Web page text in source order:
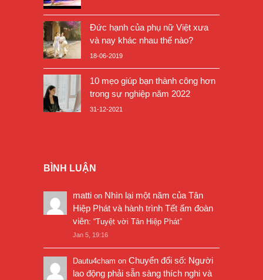
Đức hạnh của phụ nữ Việt xưa
và nay khác nhau thế nào?
18-06-2019
10 mẹo giúp bạn thành công hơn
trong sự nghiệp năm 2022
31-12-2021
BÌNH LUẬN
matti on Nhìn lại một năm của Tân
Hiệp Phát và hành trình Tết ấm đoàn
viên: “Tuyệt vời Tân Hiệp Phát”
Jan 5, 19:16
Dautu4cham on Chuyển đổi số: Người
lao động phải sẵn sàng thích nghi và